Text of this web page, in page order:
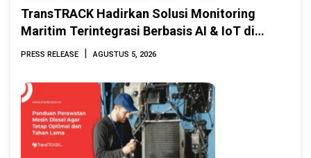
TransTRACK Hadirkan Solusi Monitoring
Maritim Terintegrasi Berbasis AI & IoT di
Indonesia Marine & Offshore Expo (IMOX)
PRESS RELEASE | AGUSTUS 5, 2026